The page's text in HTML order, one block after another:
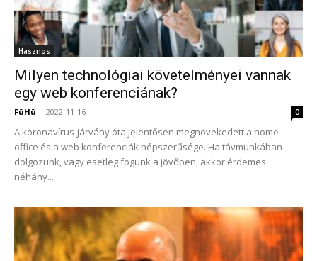
Hasznos
Milyen technológiai követelményei vannak
egy web konferenciának?
FüHü - 2022-11-16 0
A koronavírus-járvány óta jelentősen megnövekedett a home
office és a web konferenciák népszerűsége. Ha távmunkában
dolgozunk, vagy esetleg fogunk a jövőben, akkor érdemes
néhány...